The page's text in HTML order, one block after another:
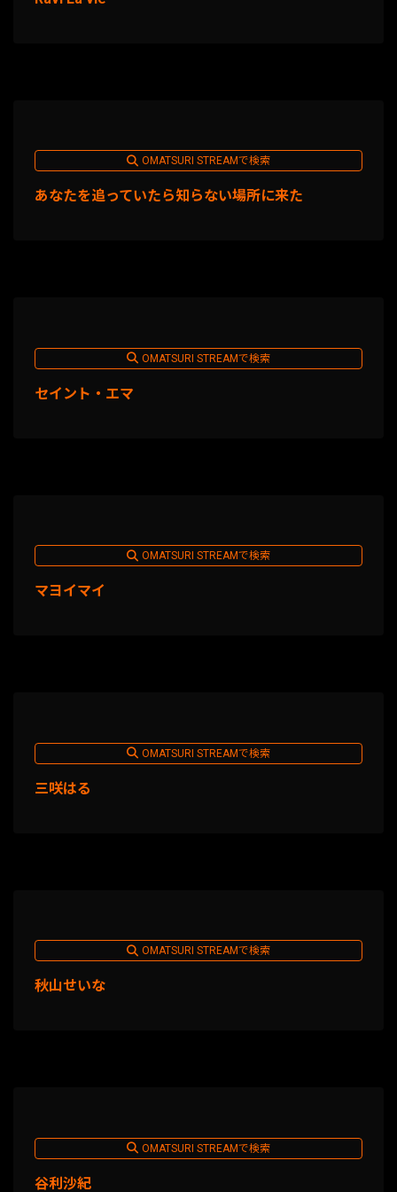
OMATSURI STREAMで検索
あなたを追っていたら知らない場所に来た
OMATSURI STREAMで検索
セイント・エマ
OMATSURI STREAMで検索
マヨイマイ
OMATSURI STREAMで検索
三咲はる
OMATSURI STREAMで検索
秋山せいな
OMATSURI STREAMで検索
谷利沙紀